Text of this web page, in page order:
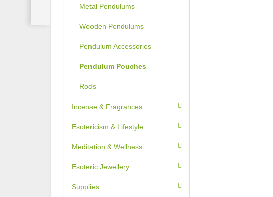
Metal Pendulums
Wooden Pendulums
Pendulum Accessories
Pendulum Pouches
Rods
Incense & Fragrances
Esotericism & Lifestyle
Meditation & Wellness
Esoteric Jewellery
Supplies